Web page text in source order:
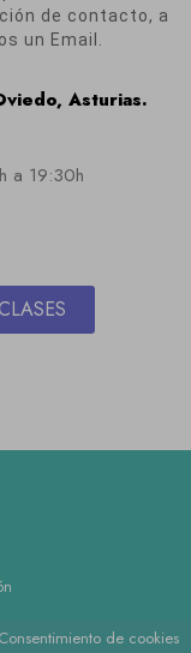
de contacto, a
un Email.
Asturias.
a 19:30h
Consentimiento de cookies